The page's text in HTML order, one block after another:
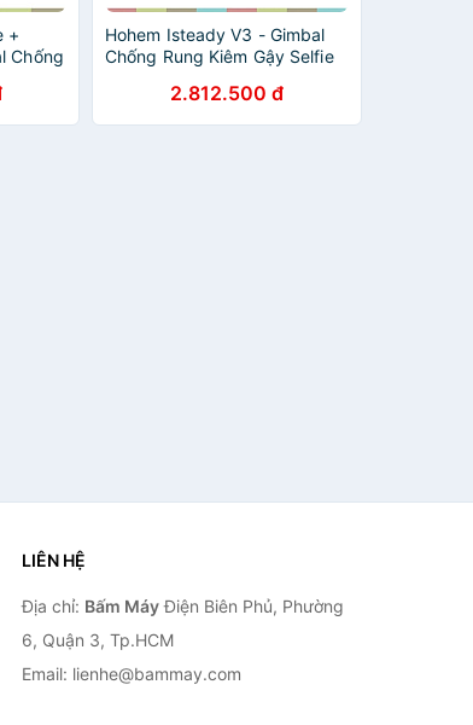
+
Chống
Động
Hohem Isteady V3 - Gimbal
Chống Rung Kiêm Gậy Selfie
Điều Khiển Từ Xa, Tải Trọng
300g - Hàng chính hãng
2.812.500 đ
LIÊN HỆ
Địa chỉ: Bấm MáyĐiện Biên Phủ, Phường
6, Quận 3, Tp.HCM
Email: lienhe@bammay.com